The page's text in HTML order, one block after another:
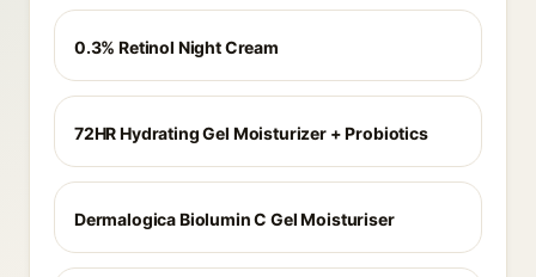
0.3% Retinol Night Cream
72HR Hydrating Gel Moisturizer + Probiotics
Dermalogica Biolumin C Gel Moisturiser